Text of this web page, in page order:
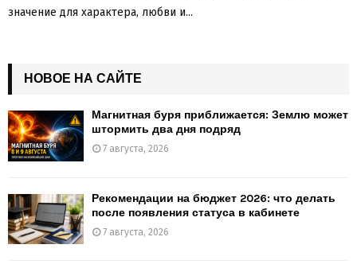
значение для характера, любви и...
НОВОЕ НА САЙТЕ
Магнитная буря приближается: Землю может
штормить два дня подряд
7 августа, 2026
Рекомендации на бюджет 2026: что делать
после появления статуса в кабинете
7 августа, 2026